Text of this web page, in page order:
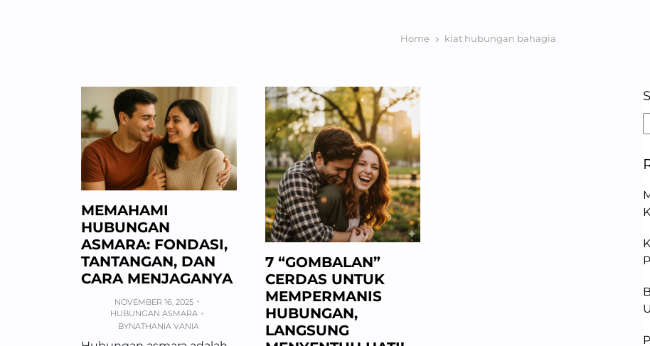
Home kiat hubungan bahagia
MEMAHAMI
HUBUNGAN
ASMARA: FONDASI,
TANTANGAN, DAN
CARA MENJAGANYA
NOVEMBER 16, 2025
HUBUNGAN ASMARA
BYNATHANIA VANIA
7 “GOMBALAN”
CERDAS UNTUK
MEMPERMANIS
HUBUNGAN,
LANGSUNG